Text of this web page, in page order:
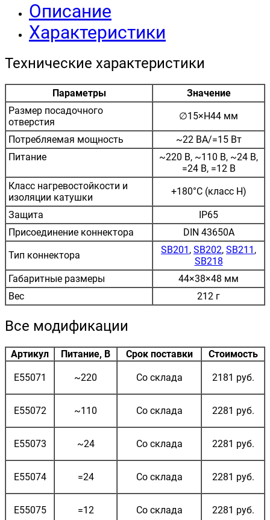
Описание
Характеристики
Технические характеристики
Параметры
Значение
Размер посадочного
отверстия
∅15×H44 мм
Потребляемая мощность
~22 ВА/=15 Вт
Питание
~220 В, ~110 В, ~24 В,
=24 В, =12 В
Класс нагревостойкости и
изоляции катушки
+180°C (класс H)
Защита
IP65
Присоединение коннектора
DIN 43650A
Тип коннектора
SB201 , SB202, SB211 ,
SB218
Габаритные размеры
44×38×48 мм
Вес
212 г
Все модификации
Артикул Питание, В Срок поставки Стоимость
E55071 ~220 Со склада 2181 руб.
E55072 ~110 Со склада 2281 руб.
E55073 ~24 Со склада 2281 руб.
E55074 =24 Со склада 2281 руб.
E55075 =12 Со склада 2281 руб.